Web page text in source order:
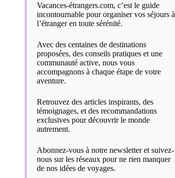
Vacances-étrangers.com, c’est le guide
incontournable pour organiser vos séjours à
l’étranger en toute sérénité.
Avec des centaines de destinations
proposées, des conseils pratiques et une
communauté active, nous vous
accompagnons à chaque étape de votre
aventure.
Retrouvez des articles inspirants, des
témoignages, et des recommandations
exclusives pour découvrir le monde
autrement.
Abonnez-vous à notre newsletter et suivez-
nous sur les réseaux pour ne rien manquer
de nos idées de voyages.